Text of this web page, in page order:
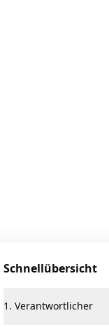
Schnellübersicht
1. Verantwortlicher